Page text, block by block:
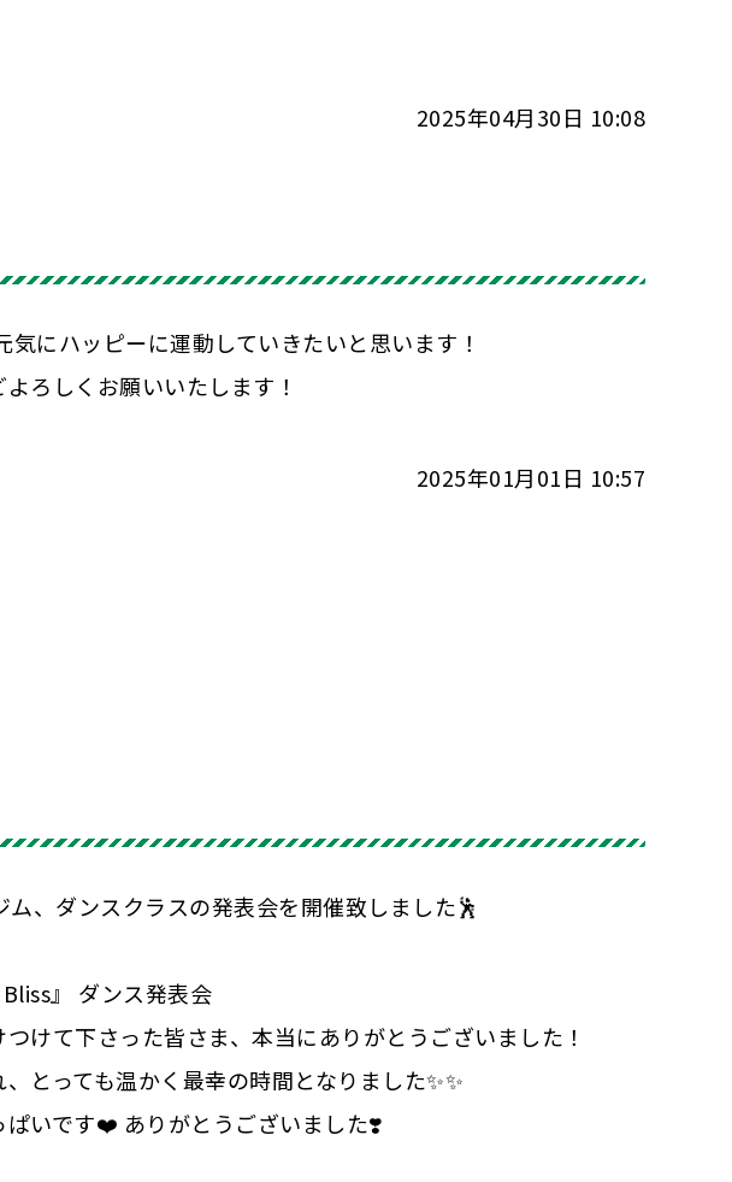
2025年04月30日 10:08
気にハッピーに運動していきたいと思います！
ろしくお願いいたします！
2025年01月01日 10:57
ム、ダンスクラスの発表会を開催致しました🕺
』 ダンス発表会
けて下さった皆さま、本当にありがとうございました！
とっても温かく最幸の時間となりました✨✨
ぱいです❤️ ありがとうございました❣️